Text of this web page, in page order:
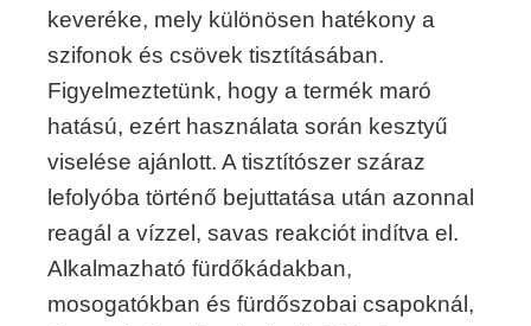
keveréke, mely különösen hatékony a
szifonok és csövek tisztításában.
Figyelmeztetünk, hogy a termék maró
hatású, ezért használata során kesztyű
viselése ajánlott. A tisztítószer száraz
lefolyóba történő bejuttatása után azonnal
reagál a vízzel, savas reakciót indítva el.
Alkalmazható fürdőkádakban,
mosogatókban és fürdőszobai csapoknál,